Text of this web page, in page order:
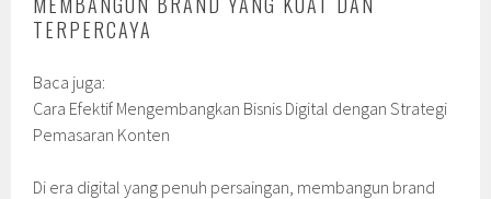
TERPERCAYA
Baca juga:
Cara Efektif Mengembangkan Bisnis Digital dengan Strategi
Pemasaran Konten
Di era digital yang penuh persaingan, membangun brand